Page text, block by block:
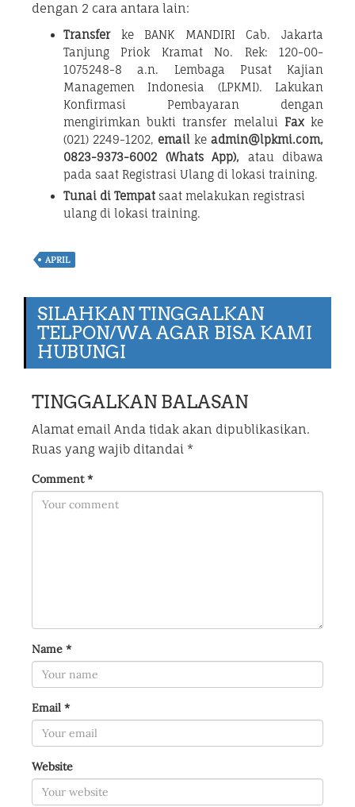
dengan 2 cara antara lain:
Transferke BANK MANDIRI Cab. Jakarta
Tanjung Priok Kramat No. Rek: 120-00-
1075248-8 a.n. Lembaga Pusat Kajian
Managemen Indonesia (LPKMI). Lakukan
Konfirmasi Pembayaran dengan
mengirimkan bukti transfer melalui Faxke
(021) 2249-1202, email ke admin@lpkmi.com,
0823-9373-6002 (Whats App), atau dibawa
pada saat Registrasi Ulang di lokasi training.
Tunai di Tempat saat melakukan registrasi
ulang di lokasi training.
APRIL
SILAHKAN TINGGALKAN
TELPON/WA AGAR BISA KAMI
HUBUNGI
TINGGALKAN BALASAN
Alamat email Anda tidak akan dipublikasikan.
Ruas yang wajib ditandai *
Comment*
Name *
Email *
Website